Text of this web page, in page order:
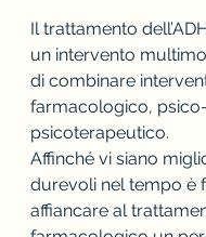
Il trattamento
un intervento
di combinare
farmacologico,
psicoterapeutico.
Affinché vi siano
durevoli nel tempo è
affiancare al